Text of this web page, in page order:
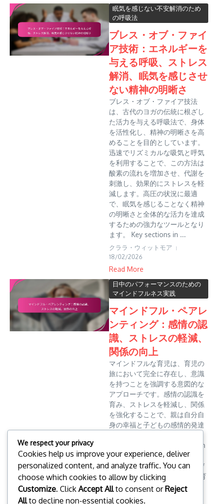
眠気を感じない不安解消のため
の呼吸法
ブレス・オブ・ファイ
ア技術：エネルギーを
与える呼吸、ストレス
解消、眠気を感じさせ
ない精神の明晰さ
ブレス・オブ・ファイア技法
は、古代のヨガの伝統に根ざし
た活力を与える呼吸法で、身体
を活性化し、精神の明晰さを高
めることを目的としています。
迅速でリズミカルな吸気と呼気
を利用することで、この方法は
酸素の流れを増加させ、代謝を
刺激し、効果的にストレスを軽
減します。高圧の状況に最適
で、眠気を感じることなく精神
の明晰さと全体的な活力を達成
するための強力なツールとなり
ます。 Key sections in ...
クララ・ウィットモア
18/02/2026
Read More
日中のパフォーマンスのための
マインドフルネス実践
マインドフル・ペアレ
ンティング：感情の認
識、ストレスの軽減、
関係の向上
マインドフルな育児は、育児の
旅において完全に存在し、意識
を持つことを強調する意図的な
アプローチです。感情の認識を
育み、ストレスを軽減し、関係
を強化することで、親は自分自
身の幸福と子どもの感情的発達
とができます。 Key sections in
the article: Toggle マインドフ
ルな育児とは何か、そしてなぜ
重要なのか？ マインドフルな育
児の定義 育児におけ...
クララ・ウィットモア
We respect your privacy
Cookies help us improve your experience, deliver
personalized content, and analyze traffic. You can
choose which cookies to allow by clicking
Customize. Click Accept Allto consent orReject
Allto decline non-essential cookies.